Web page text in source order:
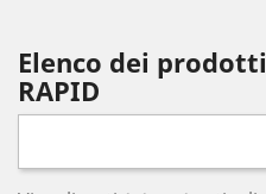
Elenco dei
RAPID